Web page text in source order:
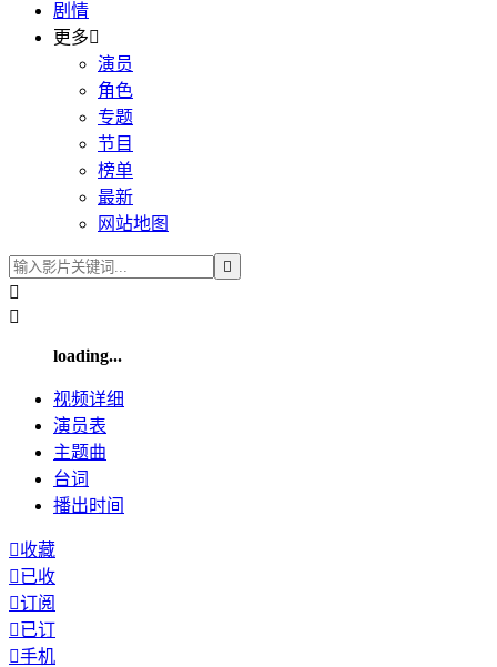
剧情
更多
演员
角色
专题
节目
榜单
最新
网站地图



loading...
视频详细
演员表
主题曲
台词
播出时间
收藏
已收
订阅
已订
手机